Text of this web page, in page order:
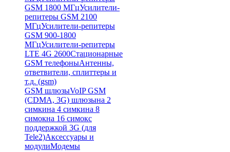
GSM 1800 МГцУсилители-
репитеры GSM 2100
МГцУсилители-репитеры
GSM 900-1800
МГцУсилители-репитеры
LTE 4G 2600Стационарные
GSM телефоныАнтенны,
ответвители, сплиттеры и
т.д. (gsm)
GSM шлюзыVoIP GSM
(CDMA, 3G) шлюзына 2
симкина 4 симкина 8
симокна 16 симокс
поддержкой 3G (для
Tele2)Аксессуары и
модулиМодемы